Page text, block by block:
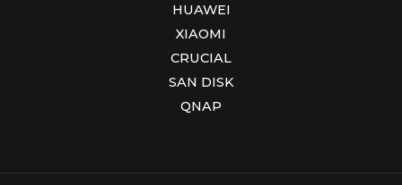
HUAWEI
XIAOMI
CRUCIAL
SAN DISK
QNAP